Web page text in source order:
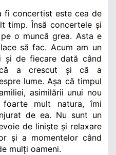
fi concertist este cea de
timp. Însă concertele și
o muncă grea. Asta e
să fac. Acum am un
și de fiecare dată când
că a crescut și că a
lume. Așa că timpul
asimilării unui nou
mult natura, îmi
de ea. Nu sunt un
de liniște și relaxare
și a momentelor când
mulți oameni.